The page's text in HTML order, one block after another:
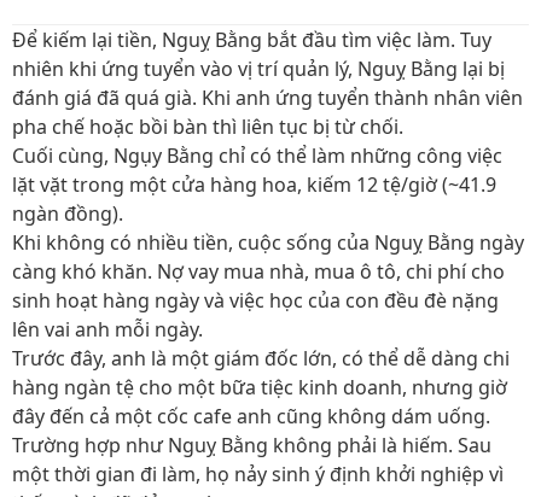
Để kiếm lại tiền, Nguỵ Bằng bắt đầu tìm việc làm. Tuy
nhiên khi ứng tuyển vào vị trí quản lý, Nguỵ Bằng lại bị
đánh giá đã quá già. Khi anh ứng tuyển thành nhân viên
pha chế hoặc bồi bàn thì liên tục bị từ chối.
Cuối cùng, Ngụy Bằng chỉ có thể làm những công việc
lặt vặt trong một cửa hàng hoa, kiếm 12 tệ/giờ (~41.9
ngàn đồng).
Khi không có nhiều tiền, cuộc sống của Nguỵ Bằng ngày
càng khó khăn. Nợ vay mua nhà, mua ô tô, chi phí cho
sinh hoạt hàng ngày và việc học của con đều đè nặng
lên vai anh mỗi ngày.
Trước đây, anh là một giám đốc lớn, có thể dễ dàng chi
hàng ngàn tệ cho một bữa tiệc kinh doanh, nhưng giờ
đây đến cả một cốc cafe anh cũng không dám uống.
Trường hợp như Nguỵ Bằng không phải là hiếm. Sau
một thời gian đi làm, họ nảy sinh ý định khởi nghiệp vì